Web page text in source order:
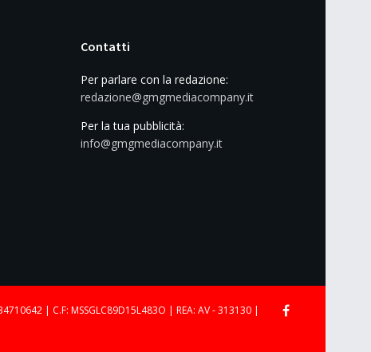
Contatti
Per parlare con la redazione:
redazione@gmgmediacompany.it
Per la tua pubblicità:
info@gmgmediacompany.it
| C.F: MSSGLC89D15L483O | REA: AV - 313130 |